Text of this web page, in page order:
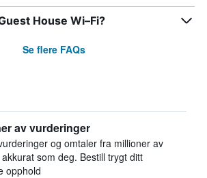
House Wi–Fi?
Se flere FAQs
av vurderinger
og omtaler fra millioner av
som deg. Bestill trygt ditt
opphold